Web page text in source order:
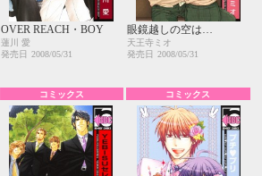
OVER REACH・BOY
蓮川 愛
発売日
2008/05/31
眼鏡越しの空は…
天王寺ミオ
発売日
2008/05/31
コミックス コミックス